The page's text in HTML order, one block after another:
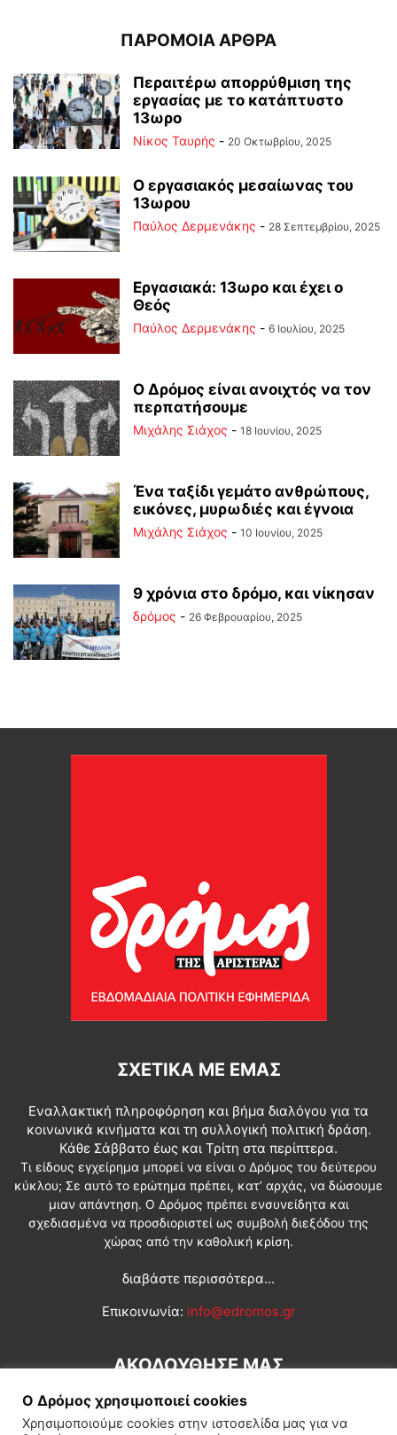
ΠΑΡΟΜΟΙΑ ΑΡΘΡΑ
Περαιτέρω απορρύθμιση της
εργασίας με το κατάπτυστο
13ωρο
Νίκος Ταυρής - 20 Οκτωβρίου, 2025
Ο εργασιακός μεσαίωνας του
13ωρου
Παύλος Δερμενάκης - 28 Σεπτεμβρίου, 2025
Εργασιακά: 13ωρο και έχει ο
Θεός
Παύλος Δερμενάκης - 6 Ιουλίου, 2025
Ο Δρόμος είναι ανοιχτός να τον
περπατήσουμε
Μιχάλης Σιάχος - 18 Ιουνίου, 2025
Ένα ταξίδι γεμάτο ανθρώπους,
εικόνες, μυρωδιές και έγνοια
Μιχάλης Σιάχος - 10 Ιουνίου, 2025
9 χρόνια στο δρόμο, και νίκησαν
δρόμος - 26 Φεβρουαρίου, 2025
ΣΧΕΤΙΚΆ ΜΕ ΕΜΆΣ
Εναλλακτική πληροφόρηση και βήμα διαλόγου για τα
κοινωνικά κινήματα και τη συλλογική πολιτική δράση.
Κάθε Σάββατο έως και Τρίτη στα περίπτερα.
Τι είδους εγχείρημα μπορεί να είναι ο Δρόμος του δεύτερου
κύκλου; Σε αυτό το ερώτημα πρέπει, κατ’ αρχάς, να δώσουμε
μιαν απάντηση. Ο Δρόμος πρέπει ενσυνείδητα και
σχεδιασμένα να προσδιοριστεί ως συμβολή διεξόδου της
χώρας από την καθολική κρίση.
διαβάστε περισσότερα...
Επικοινωνία: info@edromos.gr
ΑΚΟΛΟΥΘΗΣΕ ΜΑΣ
Ο Δρόμος χρησιμοποιεί cookies
Χρησιμοποιούμε cookies στην ιστοσελίδα μας για να